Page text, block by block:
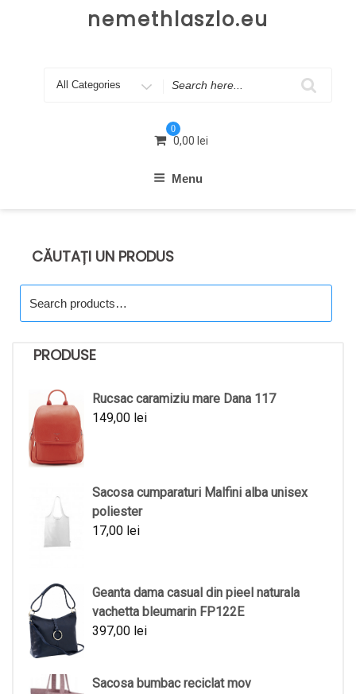
nemethlaszlo.eu
Search
0
0,00 lei
Menu
CĂUTAȚI UN PRODUS
for:
PRODUSE
Rucsac caramiziu mare Dana 117
149,00 lei
Sacosa cumparaturi Malfini alba unisex
poliester
17,00 lei
Geanta dama casual din pieel naturala
vachetta bleumarin FP122E
397,00 lei
Sacosa bumbac reciclat mov